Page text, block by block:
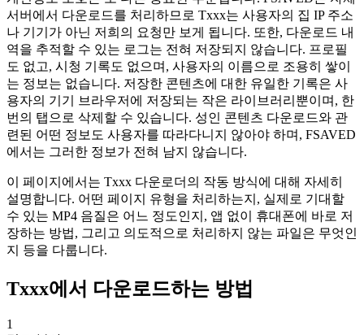
서버에서 다운로드를 처리하므로 Txxx는 사용자의 집 IP 주소
나 기기가 아닌 저희의 요청만 보게 됩니다. 또한, 다운로드 내
역을 추적할 수 있는 로그는 전혀 저장되지 않습니다. 프로필
도 없고, 시청 기록도 없으며, 사용자의 이름으로 조용히 쌓이
는 정보는 없습니다. 저장한 콘텐츠에 대한 유일한 기록은 사
용자의 기기 브라우저에 저장되는 작은 라이브러리뿐이며, 한
번의 탭으로 삭제할 수 있습니다. 성인 콘텐츠 다운로드와 관
련된 어떤 정보도 사용자를 따라다니지 않아야 하며, FSAVED
에서는 그러한 정보가 전혀 남지 않습니다.
이 페이지에서는 Txxx 다운로더의 작동 방식에 대해 자세히
설명합니다. 어떤 페이지 유형을 처리하는지, 실제로 기대할
수 있는 MP4 음질은 어느 정도인지, 앱 없이 휴대폰에 바로 저
장하는 방법, 그리고 의도적으로 처리하지 않는 파일은 무엇인
지 등을 다룹니다.
Txxx에서 다운로드하는 방법
1